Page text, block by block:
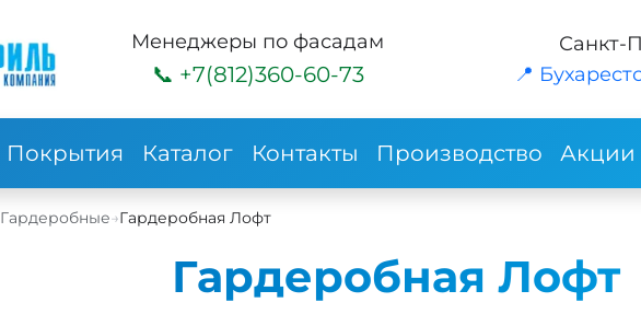
Менеджеры по фасадам
+7(812)360-60-73
Санкт-
📍
Покрытия Каталог Контакты Производство Акции
Гардеробные→Гардеробная Лофт
Гардеробная Лофт